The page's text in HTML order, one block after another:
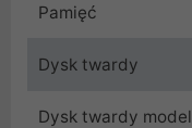
Pamięć
Dysk twardy
Dysk twardy model